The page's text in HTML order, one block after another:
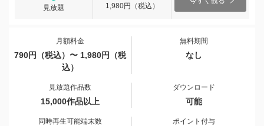
見放題
1,980円（税込）
月額料金
790円（税込）〜 1,980円（税
込）
無料期間
なし
見放題作品数
15,000作品以上
ダウンロード
可能
同時再生可能端末数 ポイント付与